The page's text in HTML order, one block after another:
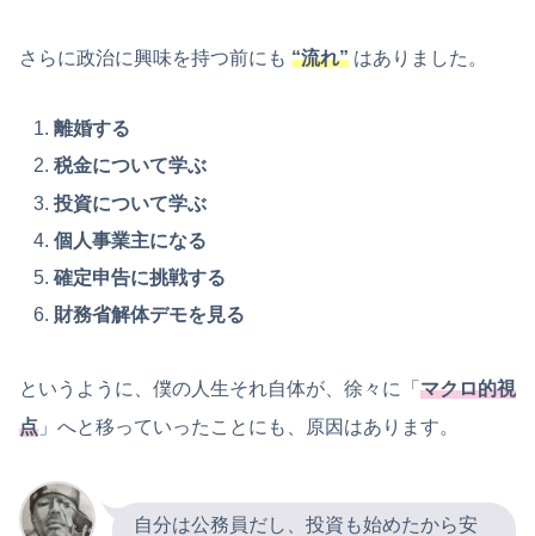
さらに政治に興味を持つ前にも “流れ” はありました。
離婚する
税金について学ぶ
投資について学ぶ
個人事業主になる
確定申告に挑戦する
財務省解体デモを見る
というように、僕の人生それ自体が、徐々に「 マクロ的視
点 」へと移っていったことにも、原因はあります。
自分は公務員だし、投資も始めたから安